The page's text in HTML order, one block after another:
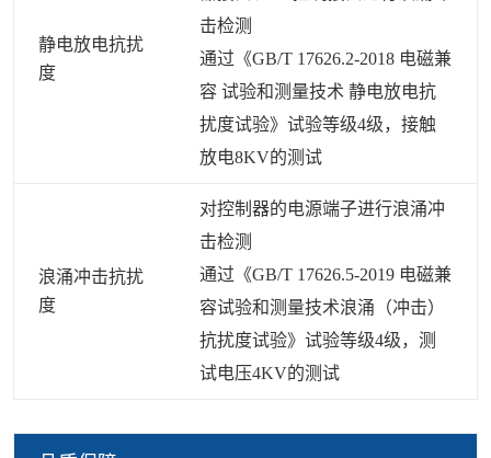
静电放电抗扰
度
击检测
通过《GB/T 17626.2-2018 电磁兼
容 试验和测量技术 静电放电抗
扰度试验》试验等级4级，接触
放电8KV的测试
浪涌冲击抗扰
度
对控制器的电源端子进行浪涌冲
击检测
通过《GB/T 17626.5-2019 电磁兼
容试验和测量技术浪涌（冲击）
抗扰度试验》试验等级4级，测
试电压4KV的测试